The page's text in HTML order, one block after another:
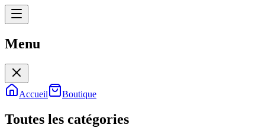
Menu
Accueil Boutique
Toutes les catégories